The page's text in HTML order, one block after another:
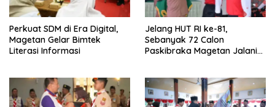
Perkuat SDM di Era Digital,
Magetan Gelar Bimtek
Literasi Informasi
Jelang HUT RI ke-81,
Sebanyak 72 Calon
Paskibraka Magetan Jalani